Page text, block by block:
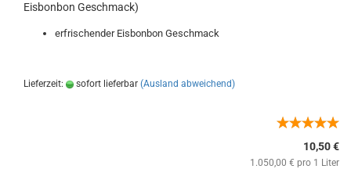
Eisbonbon Geschmack)
erfrischender Eisbonbon Geschmack
Lieferzeit: sofort lieferbar (Ausland abweichend)
10,50 €
1.050,00 € pro 1 Liter